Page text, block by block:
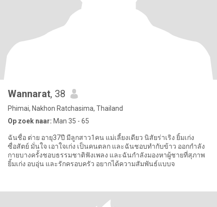
Wannarat, 38
Phimai, Nakhon Ratchasima, Thailand
Op zoek naar: Man 35 - 65
ฉันชื่อ ต่าย อายุ37ปี มีลูกสาว1คน แม่เลี้ยงเดียว นิสัยร่าเริง ยิ้มเก่ง
ซื่อสัตย์ มั่นใจ เอาใจเก่ง เป็นคนตลก และฉันชอบทำกับข้าว ออกกำลัง
กายบางครั้งชอบธรรมชาติฟังเพลง และฉันกำลังมองหาผู้ชายที่สุภาพ
ยิ้มเก่ง อบอุ่น และรักครอบครัว อยากได้ความสัมพันธ์แบบจ